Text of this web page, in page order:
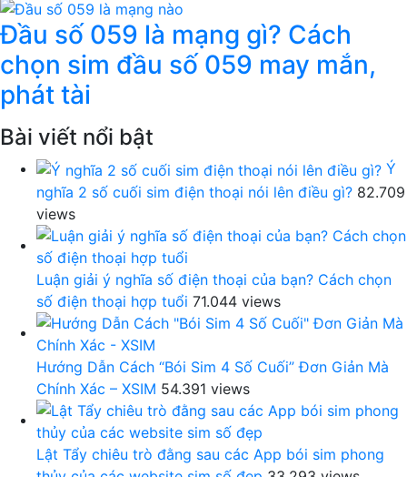
Đầu số 059 là mạng gì? Cách
chọn sim đầu số 059 may mắn,
phát tài
Bài viết nổi bật
Ý
nghĩa 2 số cuối sim điện thoại nói lên điều gì? 82.709
views
Luận giải ý nghĩa số điện thoại của bạn? Cách chọn
số điện thoại hợp tuổi 71.044 views
Hướng Dẫn Cách “Bói Sim 4 Số Cuối” Đơn Giản Mà
Chính Xác – XSIM 54.391 views
Lật Tẩy chiêu trò đằng sau các App bói sim phong